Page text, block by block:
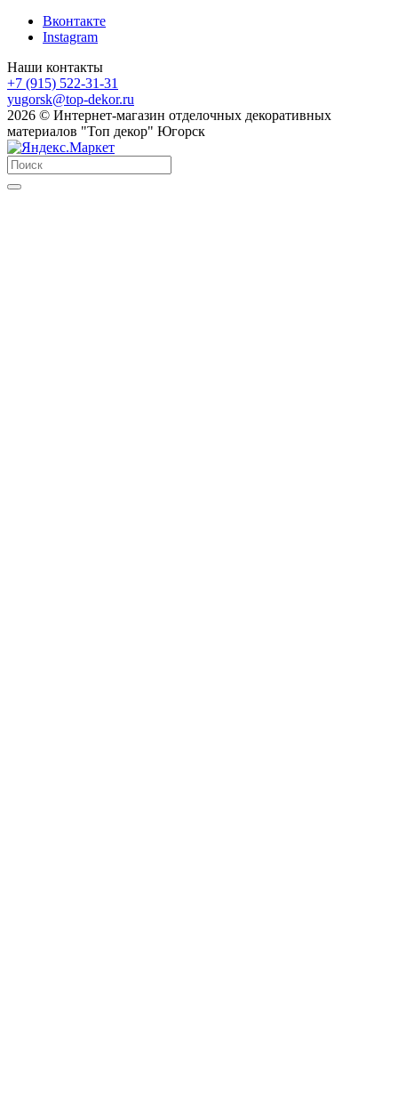
Вконтакте
Instagram
Наши контакты
+7 (915) 522-31-31
yugorsk@top-dekor.ru
2026 © Интернет-магазин отделочных декоративных
материалов "Топ декор" Югорск